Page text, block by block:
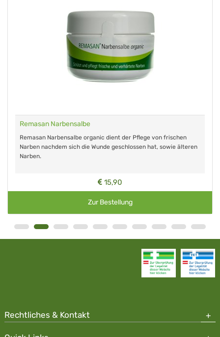
Remasan Narbensalbe
Remasan Narbensalbe organic dient der Pflege von frischen
Narben nachdem sich die Wunde geschlossen hat, sowie älteren
Narben.
15,90
Zur Bestellung
Rechtliches & Kontakt